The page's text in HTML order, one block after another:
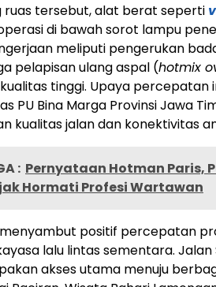
ruas tersebut, alat berat seperti
di bawah sorot lampu
meliputi pengerukan
pelapisan ulang aspal (hotmix
tinggi. Upaya percepatan
PU Bina Marga Provinsi Jawa
kualitas jalan dan konektivitas
: Pernyataan Hotman Paris,
Hormati Profesi Wartawan
positif percepatan
lalu lintas sementara. Jalan
akses utama menuju